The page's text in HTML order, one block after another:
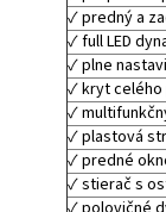
✓ predný a
✓ full LED
✓ plne
✓ kryt
✓
✓ plastová
✓ predné
✓ stierač s